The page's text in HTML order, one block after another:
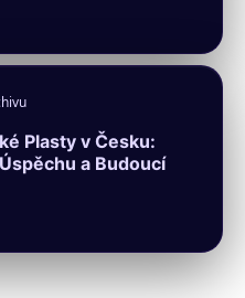
Plasty v Česku:
a Budoucí